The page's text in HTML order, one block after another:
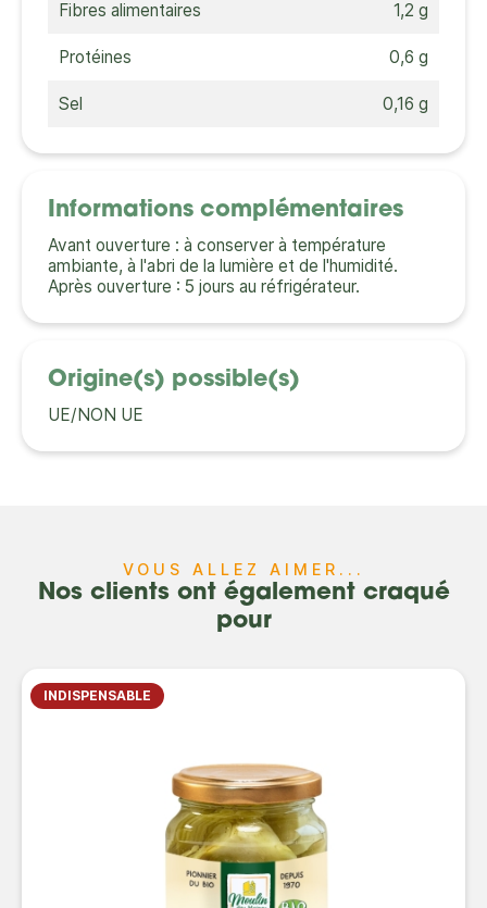
Fibres alimentaires 1,2 g
Protéines 0,6 g
Sel 0,16 g
Informations complémentaires
Avant ouverture : à conserver à température
ambiante, à l'abri de la lumière et de l'humidité.
Après ouverture : 5 jours au réfrigérateur.
Origine(s) possible(s)
UE/NON UE
VOUS ALLEZ AIMER...
Nos clients ont également craqué
pour
INDISPENSABLE